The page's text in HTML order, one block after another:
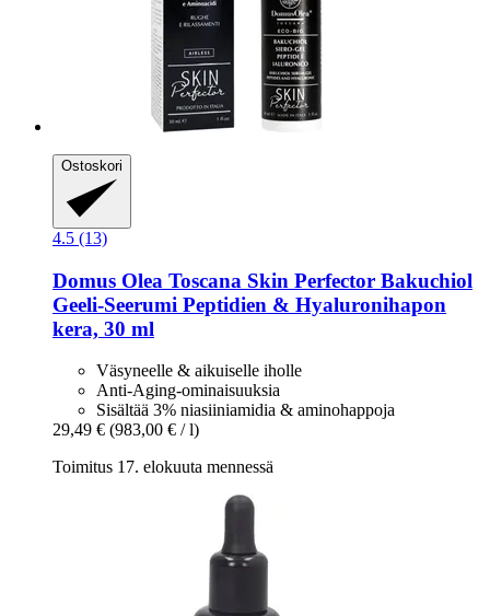
Ostoskori
4.5 (13)
Domus Olea Toscana Skin Perfector Bakuchiol
Geeli-​Seerumi Peptidien & Hyaluronihapon
kera, 30 ml
Väsyneelle & aikuiselle iholle
Anti-Aging-ominaisuuksia
Sisältää 3% niasiiniamidia & aminohappoja
29,49 € (983,00 € / l)
Toimitus 17. elokuuta mennessä